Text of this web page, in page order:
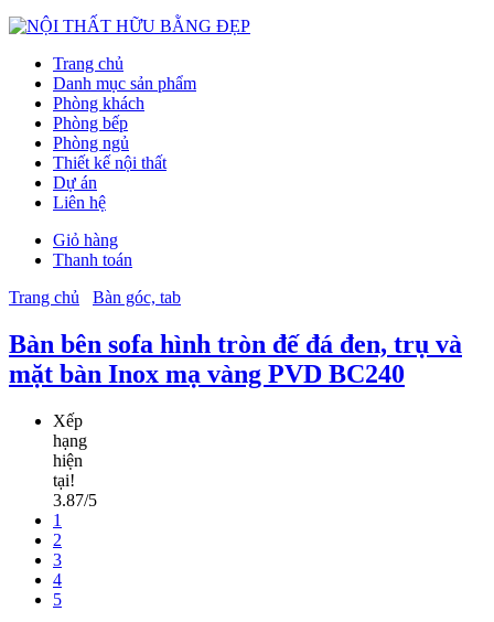
Trang chủ
Danh mục sản phẩm
Phòng khách
Phòng bếp
Phòng ngủ
Thiết kế nội thất
Dự án
Liên hệ
Giỏ hàng
Thanh toán
Trang chủ
Bàn góc, tab
Bàn bên sofa hình tròn đế đá đen, trụ và
mặt bàn Inox mạ vàng PVD BC240
Xếp
hạng
hiện
tại!
3.87/5
1
2
3
4
5